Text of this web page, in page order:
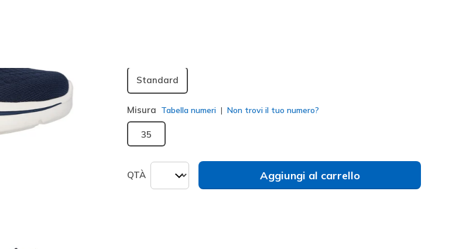
Standard
Misura Tabella numeri Non trovi il tuo numero?
35
QTÀ Aggiungi al carrello